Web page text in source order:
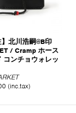
】北川浩嗣@B印
/ Cramp ホース
コンチョウォレッ
(inc.tax)